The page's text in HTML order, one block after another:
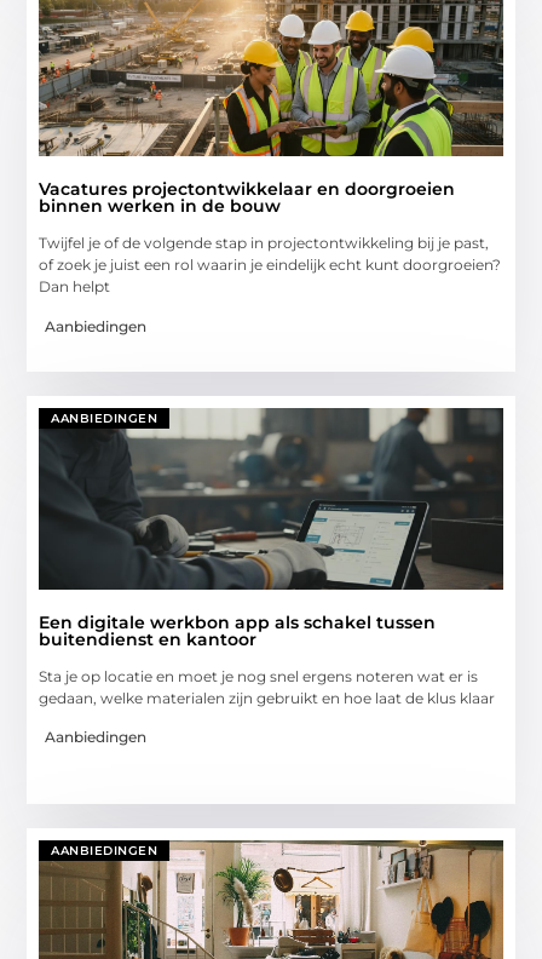
Vacatures projectontwikkelaar en doorgroeien
binnen werken in de bouw
Twijfel je of de volgende stap in projectontwikkeling bij je past,
of zoek je juist een rol waarin je eindelijk echt kunt doorgroeien?
Dan helpt
Aanbiedingen
AANBIEDINGEN
Een digitale werkbon app als schakel tussen
buitendienst en kantoor
Sta je op locatie en moet je nog snel ergens noteren wat er is
gedaan, welke materialen zijn gebruikt en hoe laat de klus klaar
Aanbiedingen
AANBIEDINGEN